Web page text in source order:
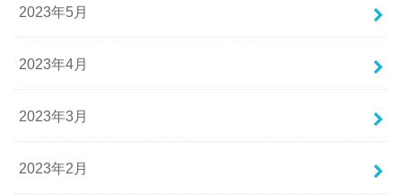
2023年5月
2023年4月
2023年3月
2023年2月